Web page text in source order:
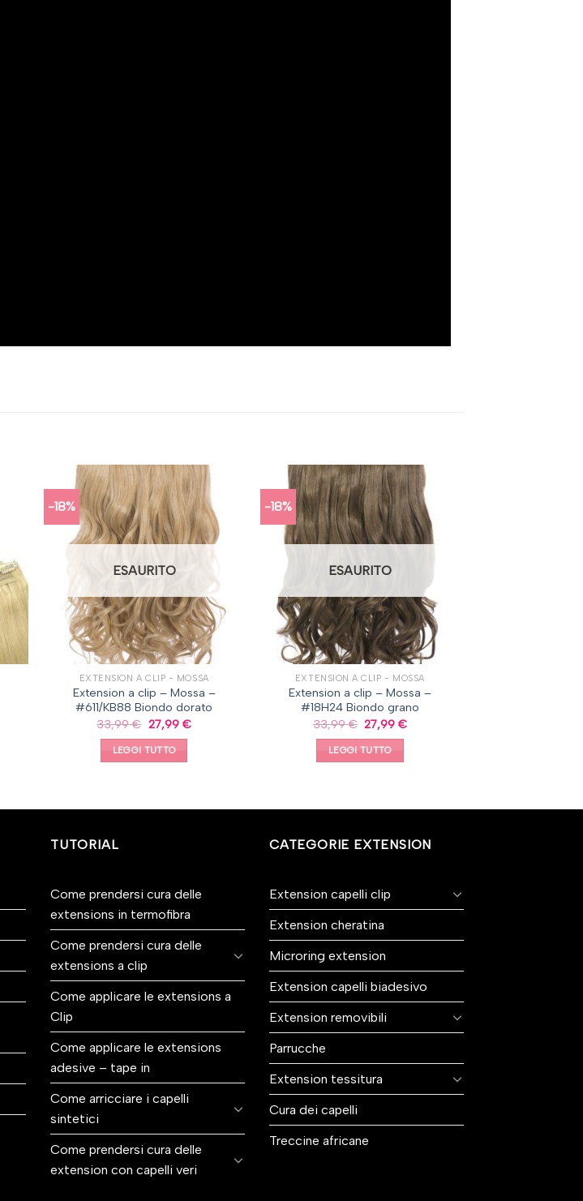
-18%
ESAURITO
EXTENSION A CLIP - MOSSA
Extension a clip – Mossa –
#611/KB88 Biondo dorato
33,99€ 27,99 €
LEGGI TUTTO
-18%
ESAURITO
EXTENSION A CLIP - MOSSA
Extension a clip – Mossa –
#18H24 Biondo grano
33,99€ 27,99€
LEGGI TUTTO
TUTORIAL
Come prendersi cura delle
extensions in termofibra
Come prendersi cura delle
extensions a clip
Come applicare le extensions a
Clip
Come applicare le extensions
adesive – tape in
Come arricciare i capelli
sintetici
Come prendersi cura delle
extension con capelli veri
CATEGORIE EXTENSION
Extension capelli clip
Extension cheratina
Microring extension
Extension capelli biadesivo
Extension removibili
Parrucche
Extension tessitura
Cura dei capelli
Treccine africane